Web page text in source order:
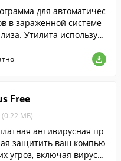
для автоматичес
в зараженной системе
Утилита использует
Free
(0.22 МБ)
антивирусная пр
защитить ваш компью
угроз, включая вирусы,